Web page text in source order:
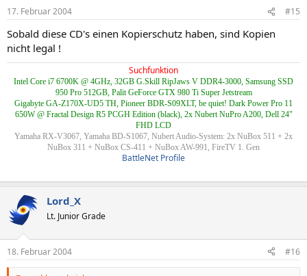
17. Februar 2004 #15
Sobald diese CD's einen Kopierschutz haben, sind Kopien
nicht legal !
Suchfunktion
Intel Core i7 6700K @ 4GHz, 32GB G.Skill RipJaws V DDR4-3000, Samsung SSD
950 Pro 512GB, Palit GeForce GTX 980 Ti Super Jetstream
Gigabyte GA-Z170X-UD5 TH, Pioneer BDR-S09XLT, be quiet! Dark Power Pro 11
650W @ Fractal Design R5 PCGH Edition (black), 2x Nubert NuPro A200, Dell 24"
FHD LCD
Yamaha RX-V3067, Yamaha BD-S1067, Nubert Audio-System: 2x NuBox 511 + 2x
NuBox 311 + NuBox CS-411 + NuBox AW-991, FireTV 1. Gen
BattleNet Profile
Lord_X
Lt. Junior Grade
18. Februar 2004 #16